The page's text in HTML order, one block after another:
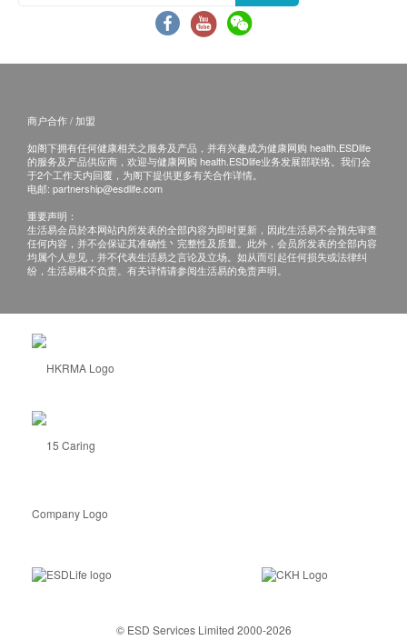
商户合作 / 加盟
如阁下拥有任何健康相关之服务及产品，并有兴趣成为健康网购 health.ESDlife
的服务及产品供应商，欢迎与健康网购 health.ESDlife业务发展部联络。我们会
于2个工作天内回覆，为阁下提供更多有关合作详情。
电邮: partnership@esdlife.com
重要声明：
生活易会员於本网站内所发表的全部内容为即时更新，因此生活易不会预先审查
任何内容，并不会保证其准确性丶完整性及质量。此外，会员所发表的全部内容
均属个人意见，并不代表生活易之言论及立场。如从而引起任何损失或法律纠
纷，生活易概不负责。有关详情请参阅生活易的免责声明。
© ESD Services Limited 2000-2026